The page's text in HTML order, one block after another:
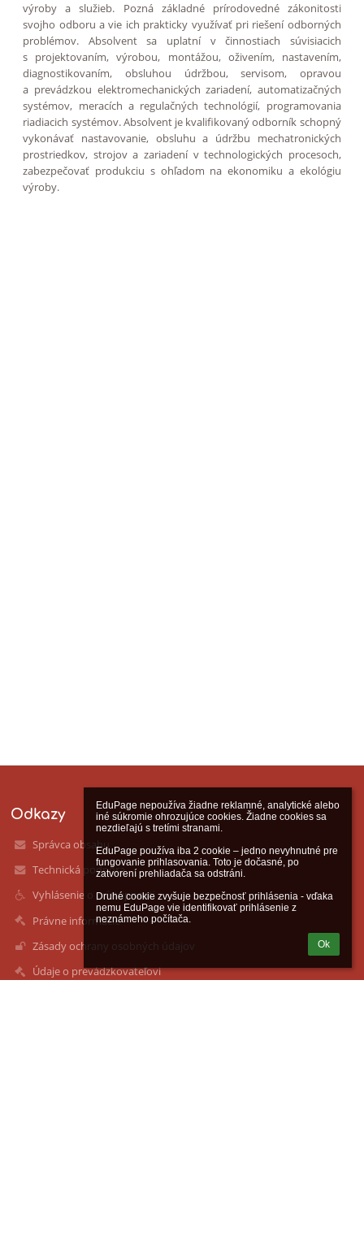
EduPage nepoužíva žiadne reklamné, analytické alebo
iné súkromie ohrozujúce cookies. Žiadne cookies sa
nezdieľajú s tretími stranami.
EduPage používa iba 2 cookie – jedno nevyhnutné pre
fungovanie prihlasovania. Toto je dočasné, po
zatvorení prehliadača sa odstráni.
Druhé cookie zvyšuje bezpečnosť prihlásenia - vďaka
nemu EduPage vie identifikovať prihlásenie z
neznámeho počítača.
Ok
výroby a služieb. Pozná základné prírodovedné zákonitosti
svojho odboru a vie ich prakticky využívať pri riešení odborných
problémov. Absolvent sa uplatní v činnostiach súvisiacich
s projektovaním, výrobou, montážou, oživením, nastavením,
diagnostikovaním, obsluhou údržbou, servisom, opravou
a prevádzkou elektromechanických zariadení, automatizačných
systémov, meracích a regulačných technológií, programovania
riadiacich systémov. Absolvent je kvalifikovaný odborník schopný
vykonávať nastavovanie, obsluhu a údržbu mechatronických
prostriedkov, strojov a zariadení v technologických procesoch,
zabezpečovať produkciu s ohľadom na ekonomiku a ekológiu
výroby.
Odkazy
Správca obsahu
Technická podpora
Vyhlásenie o prístupnosti
Právne informácie
Zásady ochrany osobných údajov
Údaje o prevádzkovateľovi